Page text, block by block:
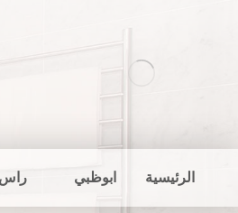
الرئيسية ابوظبي راس